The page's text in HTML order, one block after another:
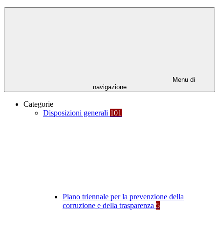
Menu di
navigazione
Categorie
Disposizioni generali 101
Piano triennale per la prevenzione della
corruzione e della trasparenza 5